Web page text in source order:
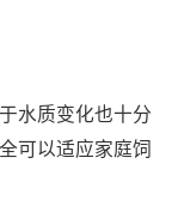
水质变化也十分
可以适应家庭饲